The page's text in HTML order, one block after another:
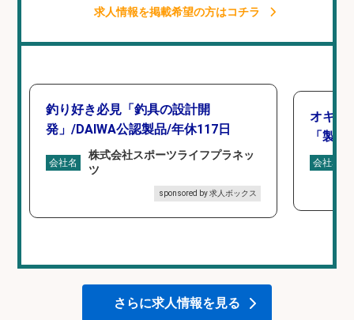
求人情報を掲載希望の方はコチラ
釣り好き必見「釣具の設計開
発」/DAIWA公認製品/年休117日
会社名
株式会社スポーツライフプラネッ
ツ
sponsored by 求人ボックス
オキア
「製
会社名
さらに求人情報を見る